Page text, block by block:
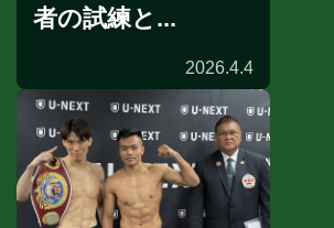
者の試練と...
2026.4.4